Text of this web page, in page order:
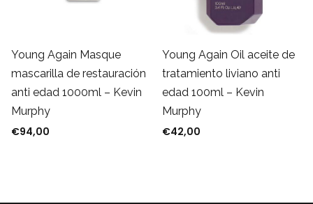
€41,90.
es: €36,87.
Young Again Masque
mascarilla de restauración
anti edad 1000ml – Kevin
Murphy
€94,00
Young Again Oil aceite de
tratamiento liviano anti
edad 100ml – Kevin
Murphy
€42,00